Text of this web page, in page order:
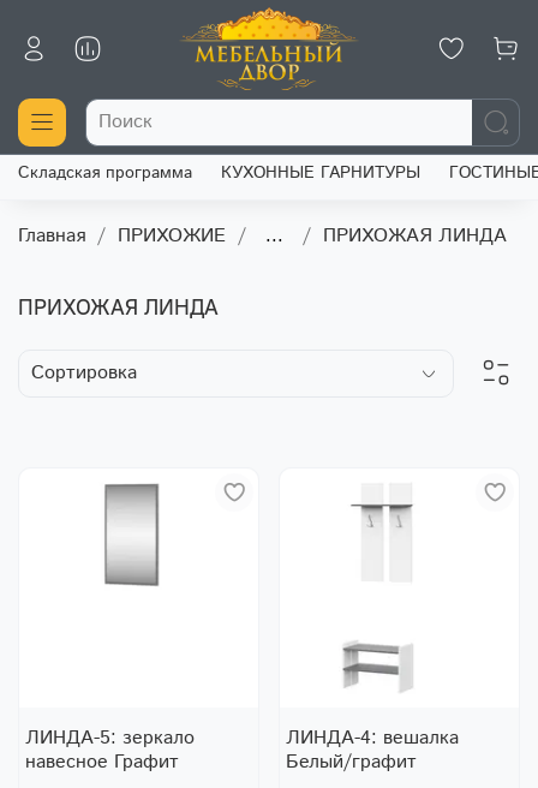
Складская программа КУХОННЫЕ ГАРНИТУРЫ
Главная ПРИХОЖИЕ ... ПРИХОЖАЯ ЛИНДА
ПРИХОЖАЯ ЛИНДА
ЛИНДА-5: зеркало
навесное Графит
ЛИНДА-4: вешалка
Белый/графит